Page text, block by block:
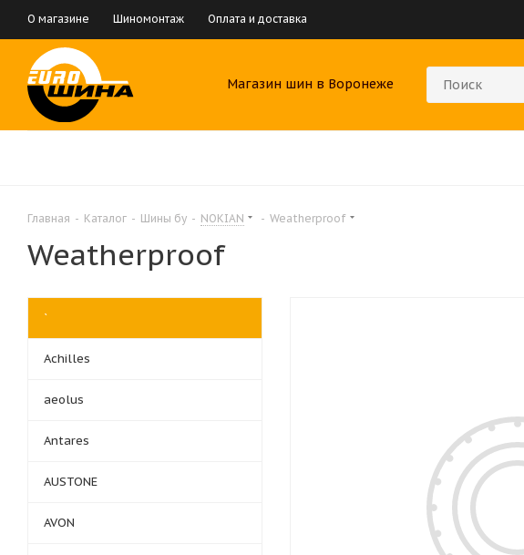
О магазине Шиномонтаж Оплата и доставка
Магазин шин в Воронеже
Главная - Каталог - Шины бу - NOKIAN - Weatherproof
Weatherproof
`
Achilles
aeolus
Antares
AUSTONE
AVON